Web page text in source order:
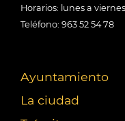
Horarios: lunes a
Teléfono: 963 52 54 78
Ayuntamiento
La ciudad